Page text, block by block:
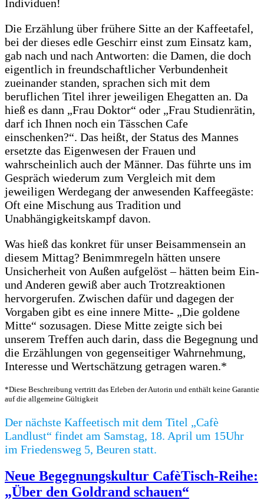
Individuen!
Die Erzählung über frühere Sitte an der Kaffeetafel,
bei der dieses edle Geschirr einst zum Einsatz kam,
gab nach und nach Antworten: die Damen, die doch
eigentlich in freundschaftlicher Verbundenheit
zueinander standen, sprachen sich mit dem
beruflichen Titel ihrer jeweiligen Ehegatten an. Da
hieß es dann „Frau Doktor“ oder „Frau Studienrätin,
darf ich Ihnen noch ein Tässchen Cafe
einschenken?“. Das heißt, der Status des Mannes
ersetzte das Eigenwesen der Frauen und
wahrscheinlich auch der Männer. Das führte uns im
Gespräch wiederum zum Vergleich mit dem
jeweiligen Werdegang der anwesenden Kaffeegäste:
Oft eine Mischung aus Tradition und
Unabhängigkeitskampf davon.
Was hieß das konkret für unser Beisammensein an
diesem Mittag? Benimmregeln hätten unsere
Unsicherheit von Außen aufgelöst – hätten beim Ein-
und Anderen gewiß aber auch Trotzreaktionen
hervorgerufen. Zwischen dafür und dagegen der
Vorgaben gibt es eine innere Mitte- „Die goldene
Mitte“ sozusagen. Diese Mitte zeigte sich bei
unserem Treffen auch darin, dass die Begegnung und
die Erzählungen von gegenseitiger Wahrnehmung,
Interesse und Wertschätzung getragen waren.*
*Diese Beschreibung vertritt das Erleben der Autorin und enthält keine Garantie
auf die allgemeine Gültigkeit
Der nächste Kaffeetisch mit dem Titel „Cafè
Landlust“ findet am Samstag, 18. April um 15Uhr
im Friedensweg 5, Beuren statt.
Neue Begegnungskultur CafèTisch-Reihe:
„Über den Goldrand schauen“